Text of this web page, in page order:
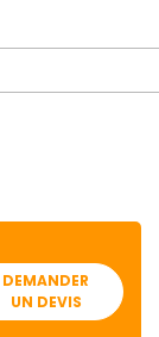
DEMANDER
UN DEVIS